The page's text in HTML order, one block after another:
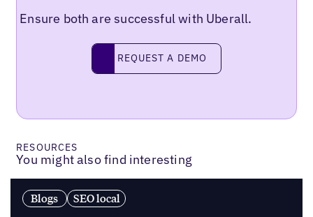
Ensure both are successful with Uberall.
Request a demo
REQUEST A DEMO
RESOURCES
You might also find interesting
Blogs SEO local